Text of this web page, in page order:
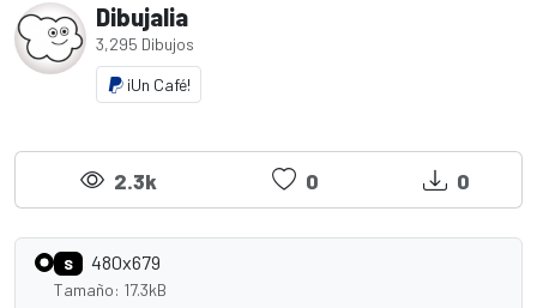
Dibujalia
3,295 Dibujos
¡Un Café!
2.3k 0 0
S 480x679
Tamaño: 17.3kB